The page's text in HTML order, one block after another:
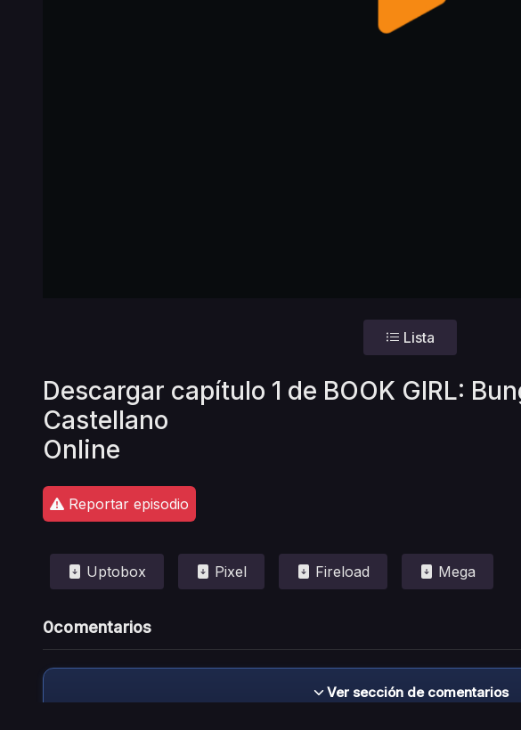
Lista
Descargar capítulo 1 de BOOK GIRL:
Castellano
Online
Reportar episodio
Uptobox Pixel Fireload Mega
0comentarios
Ver sección de comentarios